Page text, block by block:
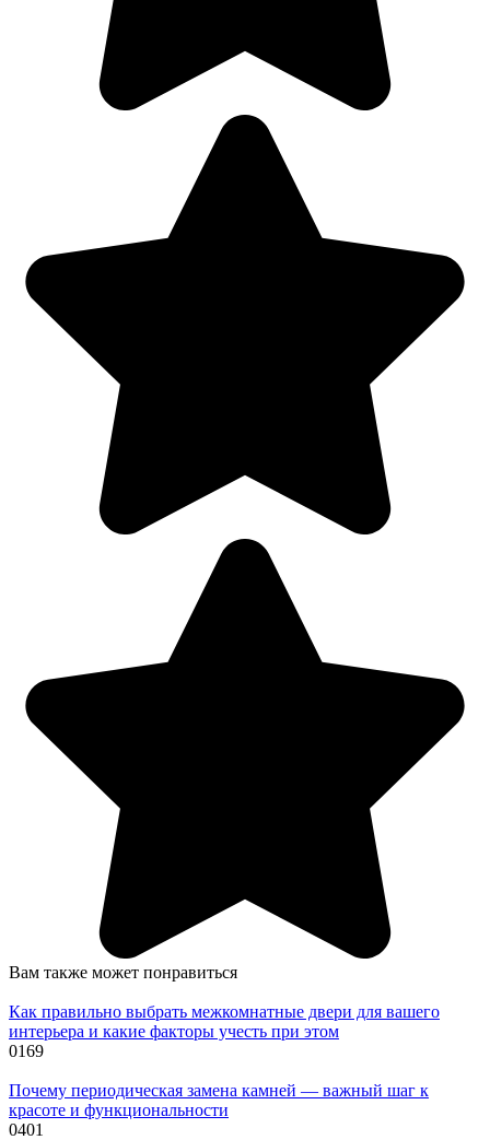
Вам также может понравиться
Как правильно выбрать межкомнатные двери для вашего
интерьера и какие факторы учесть при этом
0169
Почему периодическая замена камней — важный шаг к
красоте и функциональности
0401